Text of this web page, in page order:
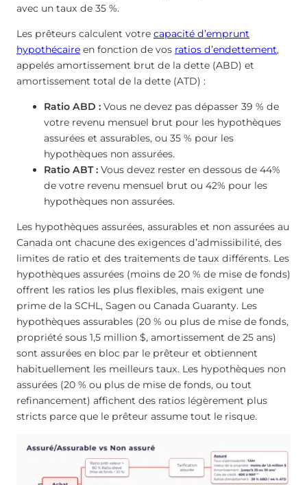
avec un taux de 35 %.
Les prêteurs calculent votre capacité d’emprunt
hypothécaire en fonction de vos ratios d’endettement,
appelés amortissement brut de la dette (ABD) et
amortissement total de la dette (ATD) :
Ratio ABD : Vous ne devez pas dépasser 39 % de
votre revenu mensuel brut pour les hypothèques
assurées et assurables, ou 35 % pour les
hypothèques non assurées.
Ratio ABT : Vous devez rester en dessous de 44%
de votre revenu mensuel brut ou 42% pour les
hypothèques non assurées.
Les hypothèques assurées, assurables et non assurées au
Canada ont chacune des exigences d’admissibilité, des
limites de ratio et des traitements de taux différents. Les
hypothèques assurées (moins de 20 % de mise de fonds)
offrent les ratios les plus flexibles, mais exigent une
prime de la SCHL, Sagen ou Canada Guaranty. Les
hypothèques assurables (20 % ou plus de mise de fonds,
propriété sous 1,5 million $, amortissement de 25 ans)
sont assurées en bloc par le prêteur et obtiennent
habituellement les meilleurs taux. Les hypothèques non
assurées (20 % ou plus de mise de fonds, ou tout
refinancement) affichent des ratios légèrement plus
stricts parce que le prêteur assume tout le risque.